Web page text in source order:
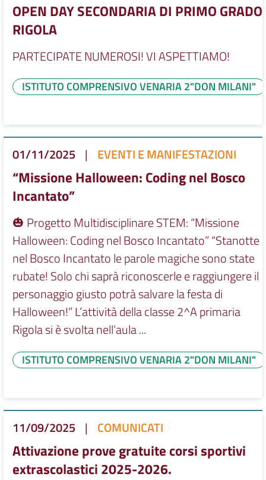
OPEN DAY SECONDARIA DI PRIMO GRADO
RIGOLA
PARTECIPATE NUMEROSI! VI ASPETTIAMO!
ISTITUTO COMPRENSIVO VENARIA 2"DON MILANI"
01/11/2025 | EVENTI E MANIFESTAZIONI
“Missione Halloween: Coding nel Bosco
Incantato”
🎃 Progetto Multidisciplinare STEM: “Missione
Halloween: Coding nel Bosco Incantato” “Stanotte
nel Bosco Incantato le parole magiche sono state
rubate! Solo chi saprà riconoscerle e raggiungere il
personaggio giusto potrà salvare la festa di
Halloween!” L’attività della classe 2^A primaria
Rigola si è svolta nell’aula ...
ISTITUTO COMPRENSIVO VENARIA 2"DON MILANI"
11/09/2025 | COMUNICATI
Attivazione prove gratuite corsi sportivi
extrascolastici 2025-2026.